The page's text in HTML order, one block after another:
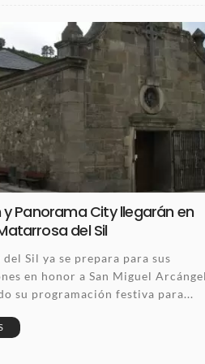
y Panorama City llegarán en
del Sil
Sil ya se prepara para sus
en honor a San Miguel
su programación festiva para...